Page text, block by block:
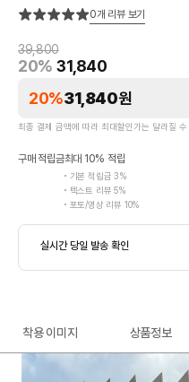
0개 리뷰 보기
20%31,840원
최종 결제 금액에 따라 최대할인가는 달라질 수
39,800
20% 31,840
구매 적립금최대 10% 적립
기본 적립금 3%
텍스트 리뷰 5%
포토/영상 리뷰 10%
착용 이미지 상품정보